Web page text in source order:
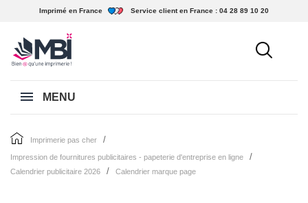
Imprimé en France Service client en France : 04 28 89 10 20
MENU
imprimerie pas cher
impression de fournitures publicitaires - papeterie d'entreprise en ligne
calendrier publicitaire 2026
calendrier marque page